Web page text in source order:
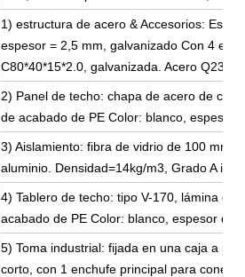
1) estructura de acero & Accesorios:
espesor = 2,5 mm, galvanizado Con 4
C80*40*15*2.0, galvanizada. Acero Q235B
2) Panel de techo: chapa de acero de
de acabado de PE Color: blanco, espesor
3) Aislamiento: fibra de vidrio de 100 mm
aluminio. Densidad=14kg/m3, Grado A
4) Tablero de techo: tipo V-170, lámina
acabado de PE Color: blanco, espesor de
5) Toma industrial: fijada en una caja a
corto, con 1 enchufe principal para